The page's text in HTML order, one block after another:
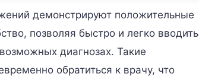
демонстрируют положительные
позволяя быстро и легко вводить
диагнозах. Такие
обратиться к врачу, что